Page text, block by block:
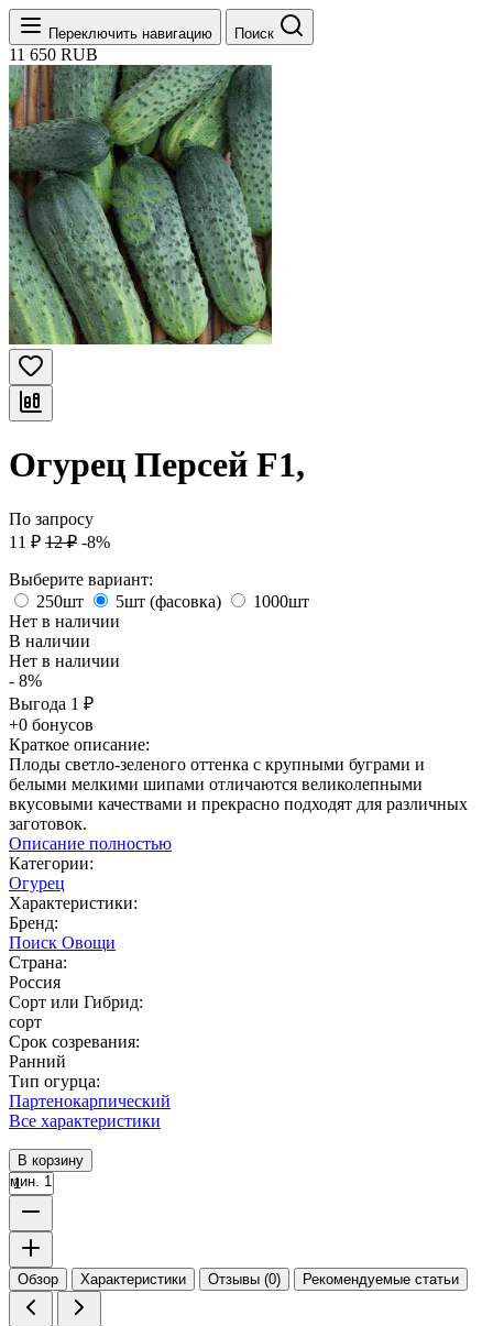
Переключить навигацию Поиск
11 650 RUB
Огурец Персей F1,
По запросу
11 ₽ 12 ₽ -8%
Выберите вариант:
250шт
5шт (фасовка)
1000шт
Нет в наличии
В наличии
Нет в наличии
- 8%
Выгода 1 ₽
+0 бонусов
Краткое описание:
Плоды светло-зеленого оттенка с крупными буграми и
белыми мелкими шипами отличаются великолепными
вкусовыми качествами и прекрасно подходят для различных
заготовок.
Описание полностью
Категории:
Огурец
Характеристики:
Бренд:
Поиск Овощи
Страна:
Россия
Сорт или Гибрид:
сорт
Срок созревания:
Ранний
Тип огурца:
Партенокарпический
Все характеристики
В корзину
мин. 1
Обзор Характеристики Отзывы (0) Рекомендуемые статьи